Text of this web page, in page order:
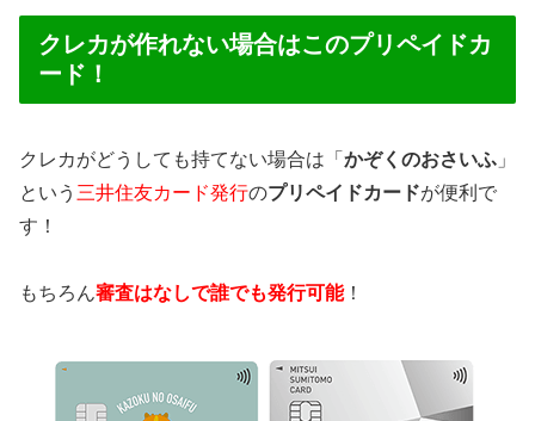
クレカが作れない場合はこのプリペイドカ
ード！
クレカがどうしても持てない場合は「 かぞくのおさいふ 」
という 三井住友カード発行のプリペイドカードが便利で
す！
もちろん審査はなしで誰でも発行可能！